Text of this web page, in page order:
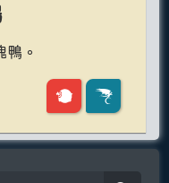
鴨。